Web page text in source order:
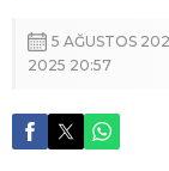
5 AĞUSTOS
2025 20:57